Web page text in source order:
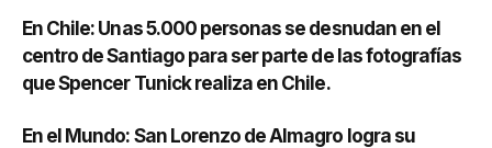
En Chile: Unas 5.000 personas se desnudan en el
centro de Santiago para ser parte de las fotografías
que Spencer Tunick realiza en Chile.
En el Mundo: San Lorenzo de Almagro logra su